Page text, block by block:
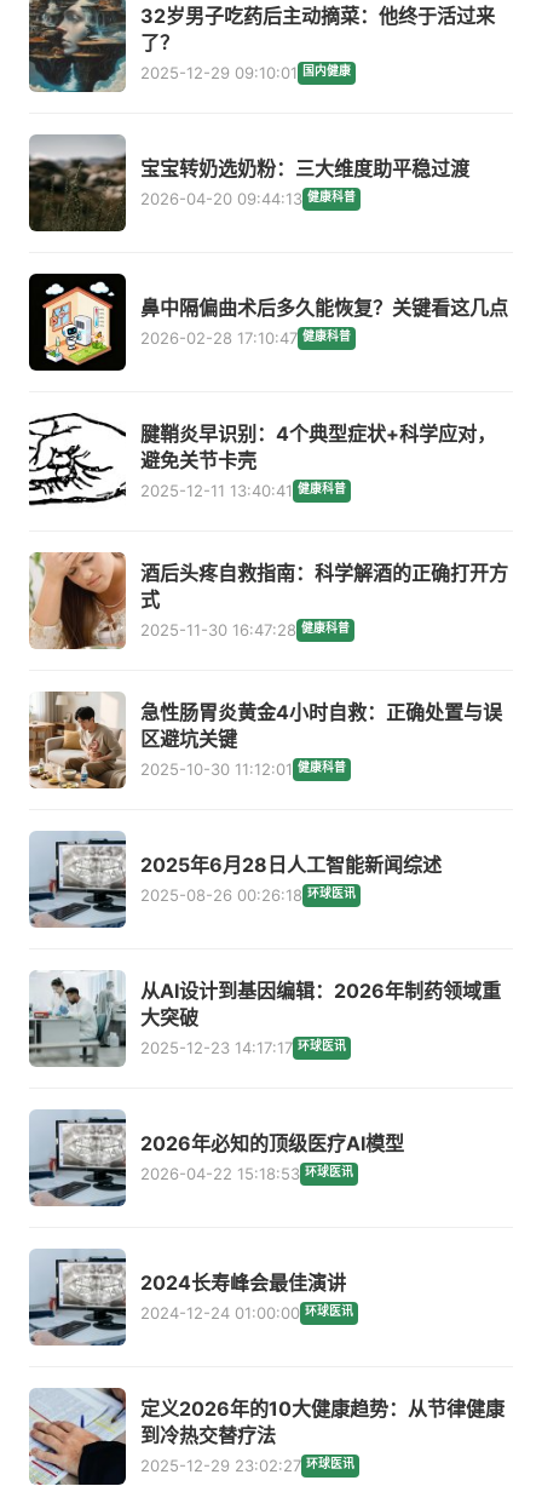
32岁男子吃药后主动摘菜：他终于活过来
了？
2025-12-29 09:10:01 国内健康
宝宝转奶选奶粉：三大维度助平稳过渡
2026-04-20 09:44:13 健康科普
鼻中隔偏曲术后多久能恢复？关键看这几点
2026-02-28 17:10:47 健康科普
腱鞘炎早识别：4个典型症状+科学应对，
避免关节卡壳
2025-12-11 13:40:41 健康科普
酒后头疼自救指南：科学解酒的正确打开方
式
2025-11-30 16:47:28 健康科普
急性肠胃炎黄金4小时自救：正确处置与误
区避坑关键
2025-10-30 11:12:01 健康科普
2025年6月28日人工智能新闻综述
2025-08-26 00:26:18 环球医讯
从AI设计到基因编辑：2026年制药领域重
大突破
2025-12-23 14:17:17 环球医讯
2026年必知的顶级医疗AI模型
2026-04-22 15:18:53 环球医讯
2024长寿峰会最佳演讲
2024-12-24 01:00:00 环球医讯
定义2026年的10大健康趋势：从节律健康
到冷热交替疗法
2025-12-29 23:02:27 环球医讯